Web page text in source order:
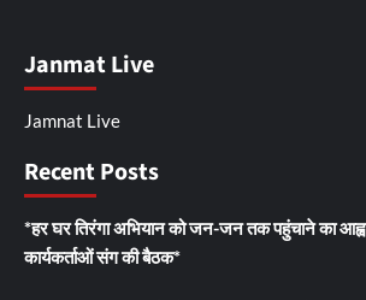
Janmat Live
Jamnat Live
Recent Posts
*हर घर तिरंगा अभियान को जन-जन तक पहुंचाने का
कार्यकर्ताओं संग की बैठक*